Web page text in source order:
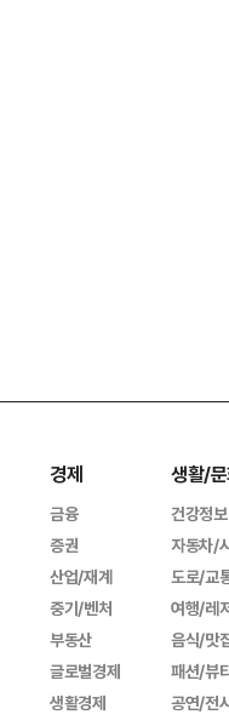
경제
금융
증권
산업/재계
중기/벤처
부동산
글로벌경제
생활경제
생활/
건강정보
자동차/
도로/교
여행/레
음식/맛
패션/뷰
공연/전